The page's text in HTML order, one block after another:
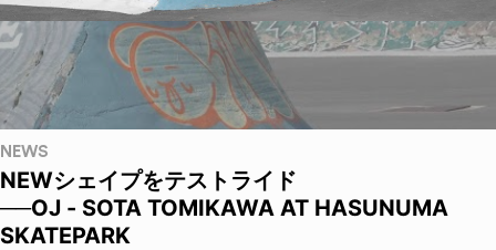
NEWS
NEWシェイプをテストライド
──OJ - SOTA TOMIKAWA AT HASUNUMA
SKATEPARK